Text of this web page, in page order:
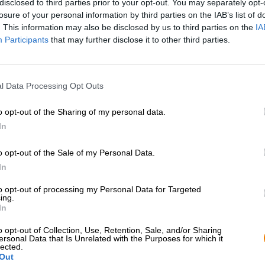
to third parties prior to your opt-out. You may separately
of your personal information by third parties on the IAB’s list of
This information may also be disclosed by us to third parties on the
Participants that may further disclose it to other third parties.
Data Processing Opt Outs
opt-out of the Sharing of my personal data.
opt-out of the Sale of my Personal Data.
opt-out of processing my Personal Data for Targeted
opt-out of Collection, Use, Retention, Sale, and/or Sharing
Data that Is Unrelated with the Purposes for which it
* I prezzi sono comprensivi di IVA. PiùNavigazionepiù
* I prezzi sono comprensivi di accisa
Nella vasta gamma di birre insolite, la semplice IPA
questa India Pale Ale è un vero spasso.
ha fatto molta strada: dai suoi inizi nell’era
un periodo di siccità in cui lo stile della birra era quasi
Pale Ale è uno degli stili di birra artigianale più
birraio. Una buona IPA non è scienza missilistica, ma
per domare quantità di luppolo, a volte
sfumatura di sapore dai coni verdi senza far salire alle
capitale hanno imparato il loro mestiere e hanno
La Berliner IPA di BRLO scorre nel bicchiere in un oro
corona di schiuma bianca e ariosa. Un meraviglioso
note di mandarino, limone e grano maturato al sole. Il